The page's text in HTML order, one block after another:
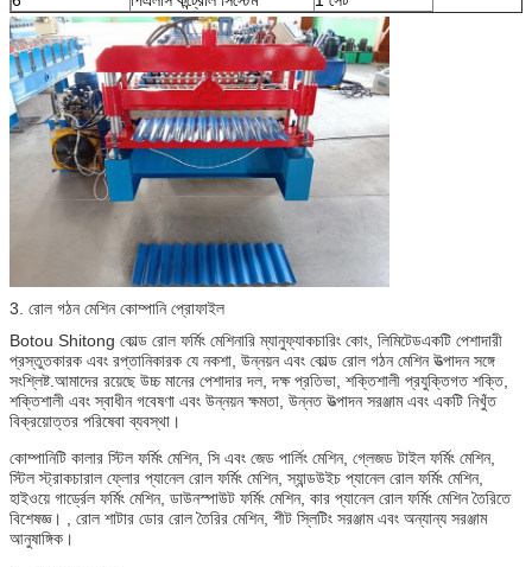
3. রোল গঠন মেশিন কোম্পানি প্রোফাইল
Botou Shitong কোল্ড রোল ফর্মিং মেশিনারি ম্যানুফ্যাকচারিং কোং, লিমিটেডএকটি পেশাদারী
প্রস্তুতকারক এবং রপ্তানিকারক যে নকশা, উন্নয়ন এবং কোল্ড রোল গঠন মেশিন উত্পাদন সঙ্গে
সংশ্লিষ্ট.আমাদের রয়েছে উচ্চ মানের পেশাদার দল, দক্ষ প্রতিভা, শক্তিশালী প্রযুক্তিগত শক্তি,
শক্তিশালী এবং স্বাধীন গবেষণা এবং উন্নয়ন ক্ষমতা, উন্নত উত্পাদন সরঞ্জাম এবং একটি নিখুঁত
বিক্রয়োত্তর পরিষেবা ব্যবস্থা।
কোম্পানিটি কালার স্টিল ফর্মিং মেশিন, সি এবং জেড পার্লিং মেশিন, গ্লেজড টাইল ফর্মিং মেশিন,
স্টিল স্ট্রাকচারাল ফ্লোর প্যানেল রোল ফর্মিং মেশিন, স্যান্ডউইচ প্যানেল রোল ফর্মিং মেশিন,
হাইওয়ে গার্ড্রেল ফর্মিং মেশিন, ডাউনস্পাউট ফর্মিং মেশিন, কার প্যানেল রোল ফর্মিং মেশিন তৈরিতে
বিশেষজ্ঞ। , রোল শাটার ডোর রোল তৈরির মেশিন, শীট স্লিটিং সরঞ্জাম এবং অন্যান্য সরঞ্জাম
আনুষাঙ্গিক।